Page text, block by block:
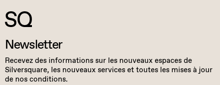
Newsletter
Recevez des informations sur les nouveaux espaces de
Silversquare, les nouveaux services et toutes les mises à jour
de nos conditions.